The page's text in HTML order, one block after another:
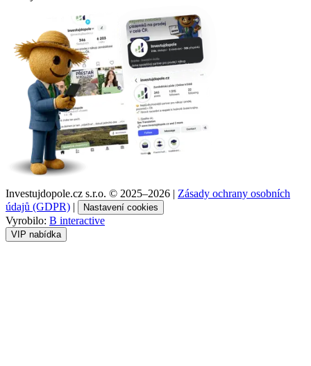
Investujdopole.cz s.r.o. © 2025–2026 | Zásady ochrany osobních
údajů (GDPR) | Nastavení cookies
Vyrobilo: B interactive
VIP nabídka